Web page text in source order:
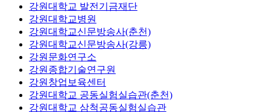
강원대학교 발전기금재단
강원대학교병원
강원대학교신문방송사(춘천)
강원대학교신문방송사(강릉)
강원문화연구소
강원종합기술연구원
강원창업보육센터
강원대학교 공동실험실습관(춘천)
강원대학교 삼척공동실험실습관